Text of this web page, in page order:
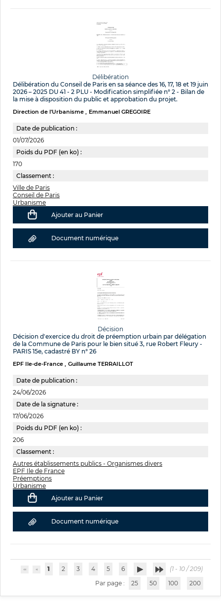
Délibération
Délibération du Conseil de Paris en sa séance des 16, 17, 18 et 19 juin
2026 – 2025 DU 41 - 2 PLU - Modification simplifiée n° 2 - Bilan de
la mise à disposition du public et approbation du projet.
Direction de l'Urbanisme Emmanuel GREGOIRE
Date de publication :
01/07/2026
Poids du PDF (en ko) :
170
Classement :
Ville de Paris
Conseil de Paris
Urbanisme
Ajouter au Panier
Document numérique
Décision
Décision d'exercice du droit de préemption urbain par délégation
de la Commune de Paris pour le bien situé 3, rue Robert Fleury -
PARIS 15e, cadastré BY n° 26
EPF Ile-de-France Guillaume TERRAILLOT
Date de publication :
24/06/2026
Date de la signature :
17/06/2026
Poids du PDF (en ko) :
206
Classement :
Autres établissements publics - Organismes divers
EPF Ile de France
Préemptions
Urbanisme
Ajouter au Panier
Document numérique
1 2 3 4 5 6
(1 - 10 / 209)
Par page :
25 50 100 200